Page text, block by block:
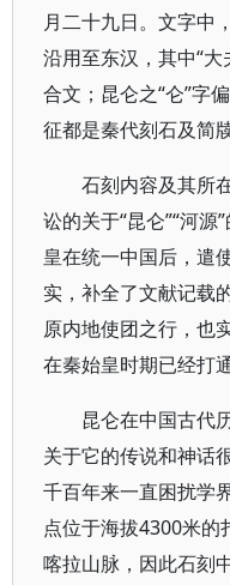
月二十九日。文字中
沿用至东汉，其中“
合文；昆仑之“仑”字
征都是秦代刻石及简
石刻内容及其所
讼的关于“昆仑”“河
皇在统一中国后，遣
实，补全了文献记载
原内地使团之行，也
在秦始皇时期已经打
昆仑在中国古代
关于它的传说和神话
千百年来一直困扰学
点位于海拔4300米
喀拉山脉，因此石刻